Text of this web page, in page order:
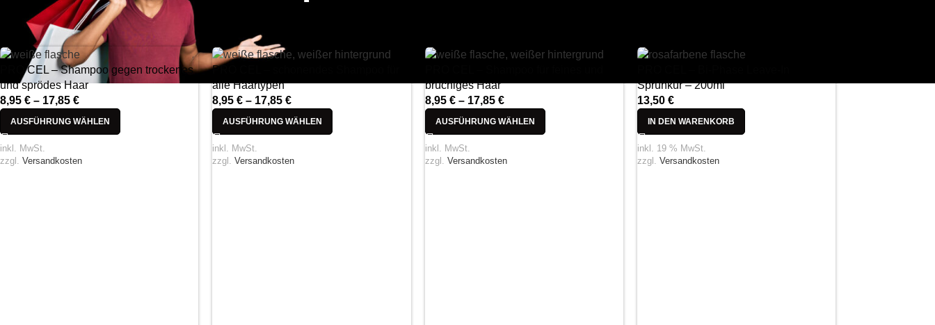
PRO CEL – Shampoo gegen trockenes
und sprödes Haar
8,95 € – 17,85 €
AUSFÜHRUNG WÄHLEN
inkl. MwSt.
zzgl. Versandkosten
PRO CEL – schonendes Shampoo für
alle Haartypen
8,95€ – 17,85€
AUSFÜHRUNG WÄHLEN
inkl. MwSt.
zzgl.Versandkosten
brüchiges Haar
8,95 €– 17,85 €
AUSFÜHRUNG WÄHLEN
inkl. MwSt.
zzgl. Versandkosten
Sprühkur – 200ml
13,50 €
IN DEN WARENKORB
inkl. 19 % MwSt.
zzgl. Versandkosten